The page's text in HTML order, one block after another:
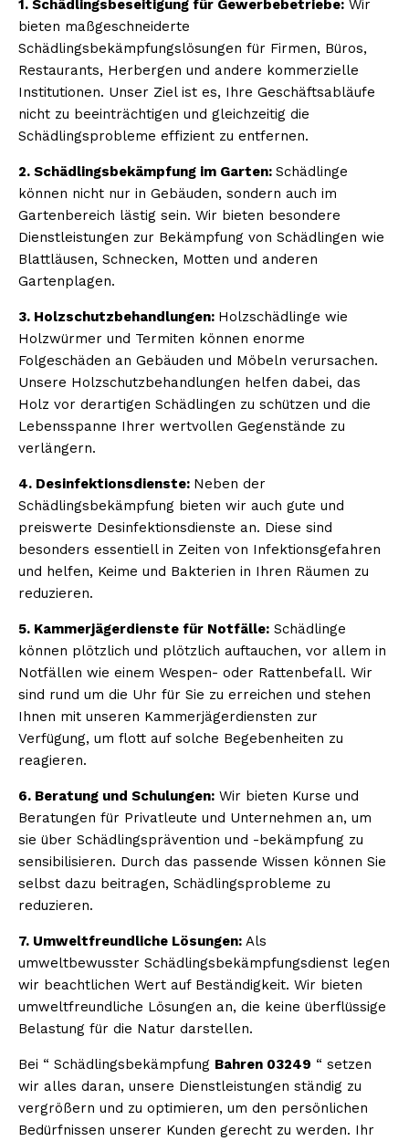
1. Schädlingsbeseitigung für Gewerbebetriebe: Wir
bieten maßgeschneiderte
Schädlingsbekämpfungslösungen für Firmen, Büros,
Restaurants, Herbergen und andere kommerzielle
Institutionen. Unser Ziel ist es, Ihre Geschäftsabläufe
nicht zu beeinträchtigen und gleichzeitig die
Schädlingsprobleme effizient zu entfernen.
2. Schädlingsbekämpfung im Garten: Schädlinge
können nicht nur in Gebäuden, sondern auch im
Gartenbereich lästig sein. Wir bieten besondere
Dienstleistungen zur Bekämpfung von Schädlingen wie
Blattläusen, Schnecken, Motten und anderen
Gartenplagen.
3. Holzschutzbehandlungen: Holzschädlinge wie
Holzwürmer und Termiten können enorme
Folgeschäden an Gebäuden und Möbeln verursachen.
Unsere Holzschutzbehandlungen helfen dabei, das
Holz vor derartigen Schädlingen zu schützen und die
Lebensspanne Ihrer wertvollen Gegenstände zu
verlängern.
4. Desinfektionsdienste: Neben der
Schädlingsbekämpfung bieten wir auch gute und
preiswerte Desinfektionsdienste an. Diese sind
besonders essentiell in Zeiten von Infektionsgefahren
und helfen, Keime und Bakterien in Ihren Räumen zu
reduzieren.
5. Kammerjägerdienste für Notfälle: Schädlinge
können plötzlich und plötzlich auftauchen, vor allem in
Notfällen wie einem Wespen- oder Rattenbefall. Wir
sind rund um die Uhr für Sie zu erreichen und stehen
Ihnen mit unseren Kammerjägerdiensten zur
Verfügung, um flott auf solche Begebenheiten zu
reagieren.
6. Beratung und Schulungen: Wir bieten Kurse und
Beratungen für Privatleute und Unternehmen an, um
sie über Schädlingsprävention und -bekämpfung zu
sensibilisieren. Durch das passende Wissen können Sie
selbst dazu beitragen, Schädlingsprobleme zu
reduzieren.
7. Umweltfreundliche Lösungen: Als
umweltbewusster Schädlingsbekämpfungsdienst legen
wir beachtlichen Wert auf Beständigkeit. Wir bieten
umweltfreundliche Lösungen an, die keine überflüssige
Belastung für die Natur darstellen.
Bei “ Schädlingsbekämpfung Bahren 03249 “ setzen
wir alles daran, unsere Dienstleistungen ständig zu
vergrößern und zu optimieren, um den persönlichen
Bedürfnissen unserer Kunden gerecht zu werden. Ihr